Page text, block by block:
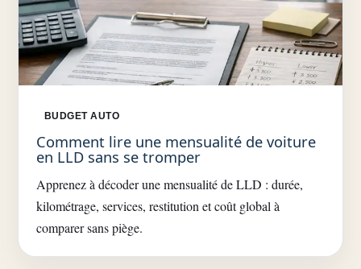
BUDGET AUTO
Comment lire une mensualité de voiture
en LLD sans se tromper
Apprenez à décoder une mensualité de LLD : durée,
kilométrage, services, restitution et coût global à
comparer sans piège.